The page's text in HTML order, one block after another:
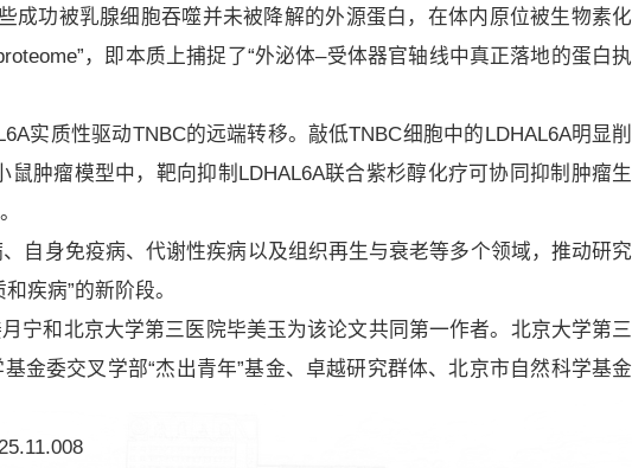
成功被乳腺细胞吞噬并未被降解的外源蛋白，在体内原位被生物素化
，即本质上捕捉了“外泌体–受体器官轴线中真正落地的蛋白执
实质性驱动TNBC的远端转移。敲低TNBC细胞中的LDHAL6A明显削
肿瘤模型中，靶向抑制LDHAL6A联合紫杉醇化疗可协同抑制肿瘤生
自身免疫病、代谢性疾病以及组织再生与衰老等多个领域，推动研究
疾病”的新阶段。
宁和北京大学第三医院毕美玉为该论文共同第一作者。北京大学第三
金委交叉学部“杰出青年”基金、卓越研究群体、北京市自然科学基金